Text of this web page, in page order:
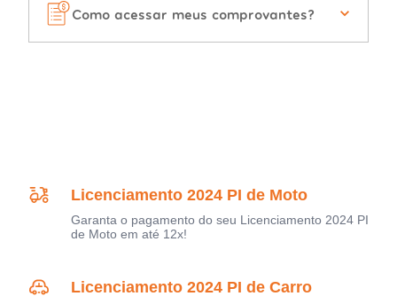
Como acessar meus comprovantes?
Licenciamento 2024 PI de Moto
Garanta o pagamento do seu Licenciamento 2024 PI
de Moto em até 12x!
Licenciamento 2024 PI de Carro